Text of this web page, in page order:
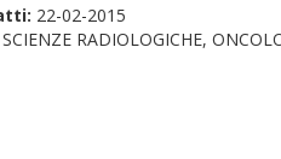
22-02-2015
RADIOLOGICHE,